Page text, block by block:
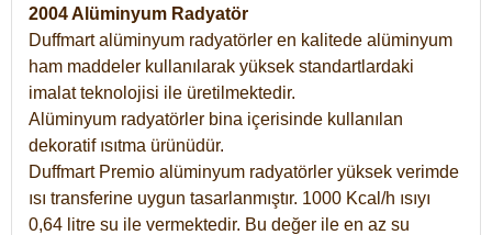
2004 Alüminyum Radyatör
Duffmart alüminyum radyatörler en kalitede alüminyum
ham maddeler kullanılarak yüksek standartlardaki
imalat teknolojisi ile üretilmektedir.
Alüminyum radyatörler bina içerisinde kullanılan
dekoratif ısıtma ürünüdür.
Duffmart Premio alüminyum radyatörler yüksek verimde
ısı transferine uygun tasarlanmıştır. 1000 Kcal/h ısıyı
0,64 litre su ile vermektedir. Bu değer ile en az su